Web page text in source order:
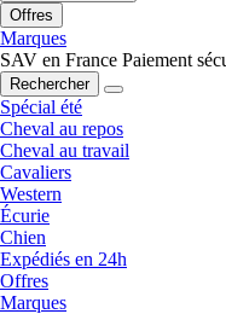
Offres
Marques
SAV en France Paiement
Rechercher
Spécial été
Cheval au repos
Cheval au travail
Cavaliers
Western
Écurie
Chien
Expédiés en 24h
Offres
Marques